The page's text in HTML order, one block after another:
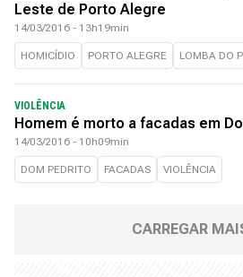
Leste de Porto Alegre
14/03/2016 - 13h19min
HOMICÍDIO PORTO ALEGRE LOMBA DO
VIOLÊNCIA
Homem é morto a facadas em
14/03/2016 - 10h09min
DOM PEDRITO FACADAS VIOLÊNCIA
CARREGAR